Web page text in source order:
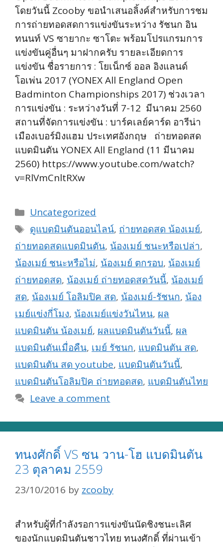
โดยวันนี้ Zcooby ขอนำเสนอลิ้งค์สำหรับการชม
การถ่ายทอดสดการแข่งขันระหว่าง รัชนก อิน
ทนนท์ VS ซายากะ ซาโตะ พร้อมโปรแกรมการ
แข่งขันคู่อื่นๆ มาฝากครับ รายละเอียดการ
แข่งขัน ชื่อรายการ : โยเน็กซ์ ออล อิงแลนด์
โอเพ่น 2017 (YONEX All England Open
Badminton Championships 2017) ช่วงเวลา
การแข่งขัน : ระหว่างวันที่ 7-12 มีนาคม 2560
สถานที่จัดการแข่งขัน : บาร์คเลย์คาร์ด อารีน่า
เมืองเบอร์มิงแฮม ประเทศอังกฤษ ถ่ายทอดสด
แบดมินตัน YONEX All England (11 มีนาคม
2560) https://www.youtube.com/watch?
v=RlVmCnltRXw
Categories
Uncategorized
Tags
ดูแบดมินตันออนไลน์, ถ่ายทอดสด น้องเมย์,
ถ่ายทอดสดแบดมินตัน, น้องเมย์ ชนะหรือเปล่า,
น้องเมย์ ชนะหรือไม่, น้องเมย์ ตกรอบ, น้องเมย์
ถ่ายทอดสด, น้องเมย์ ถ่ายทอดสดวันนี้, น้องเมย์
สด, น้องเมย์ โอลิมปิค สด, น้องเมย์-รัชนก, น้อง
เมย์แข่งกี่โมง, น้องเมย์แข่งวันไหน, ผล
แบดมินตัน น้องเมย์, ผลแบดมินตันวันนี้, ผล
แบดมินตันเมื่อคืน, เมย์ รัชนก, แบดมินตัน สด,
แบดมินตัน สด youtube, แบดมินตันวันนี้,
แบดมินตันโอลิมปิค ถ่ายทอดสด, แบดมินตันไทย
Leave a comment
ทนงศักดิ์ VS ซน วาน-โฮ แบดมินตัน
23 ตุลาคม 2559
23/10/2016 by zcooby
สำหรับผู้ที่กำลังรอการแข่งขันนัดชิงชนะเลิศ
ของนักแบดมินตันชาวไทย ทนงศักดิ์ ที่ผ่านเข้า